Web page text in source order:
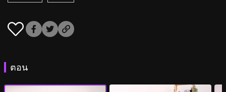
ตอน